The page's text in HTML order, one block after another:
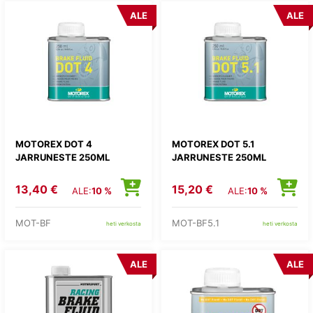
MOTOREX DOT 4
JARRUNESTE 250ML
ALE
13,40 € ALE:10 %
MOT-BF heti verkosta
MOTOREX DOT 5.1
JARRUNESTE 250ML
ALE
15,20 € ALE:10 %
MOT-BF5.1 heti verkosta
ALE ALE